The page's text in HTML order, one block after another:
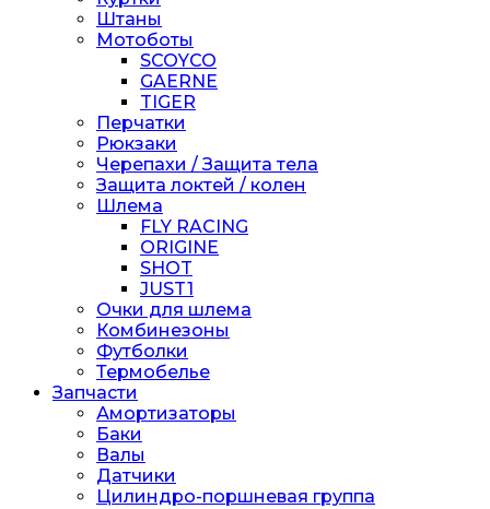
Штаны
Мотоботы
SCOYCO
GAERNE
TIGER
Перчатки
Рюкзаки
Черепахи / Защита тела
Защита локтей / колен
Шлема
FLY RACING
ORIGINE
SHOT
JUST1
Очки для шлема
Комбинезоны
Футболки
Термобелье
Запчасти
Амортизаторы
Баки
Валы
Датчики
Цилиндро-поршневая группа